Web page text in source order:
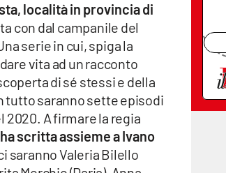
località in provincia di
con dal campanile del
serie in cui, spiga la
vita ad un racconto
di sé stessi e della
tutto saranno sette episodi
2020. A firmare la regia
scritta assieme a Ivano
saranno Valeria Bilello